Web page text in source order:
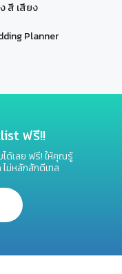
สี เสียง
Planner
ฟรี!!
ได้เลย ฟรี! ให้คุณรู้
ม่หลักสักดีเทล